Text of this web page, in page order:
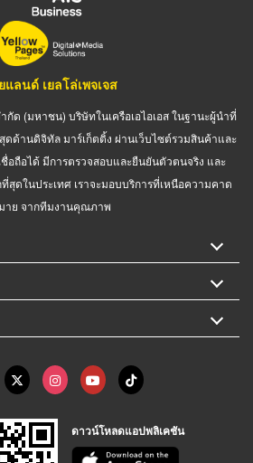
แลนด์ เยลโล่เพจเจส
กัด (มหาชน) บริษัทในเครือเอไอเอส ในฐานะผู้นำที่
ด้านดิจิทัล มาร์เก็ตติ้ง ผ่านเว็บไซต์รวมสินค้าและ
อถือได้ มีการตรวจสอบและยืนยันตัวตนจริง และ
ดในประเทศ เราจะมอบบริการที่เหนือความคาด
าย จากทีมงานคุณภาพ
ดาวน์โหลดแอปพลิเคชัน